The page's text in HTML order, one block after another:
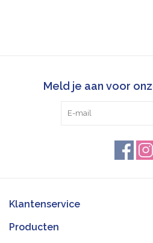
Meld je aan voor
Klantenservice
Producten